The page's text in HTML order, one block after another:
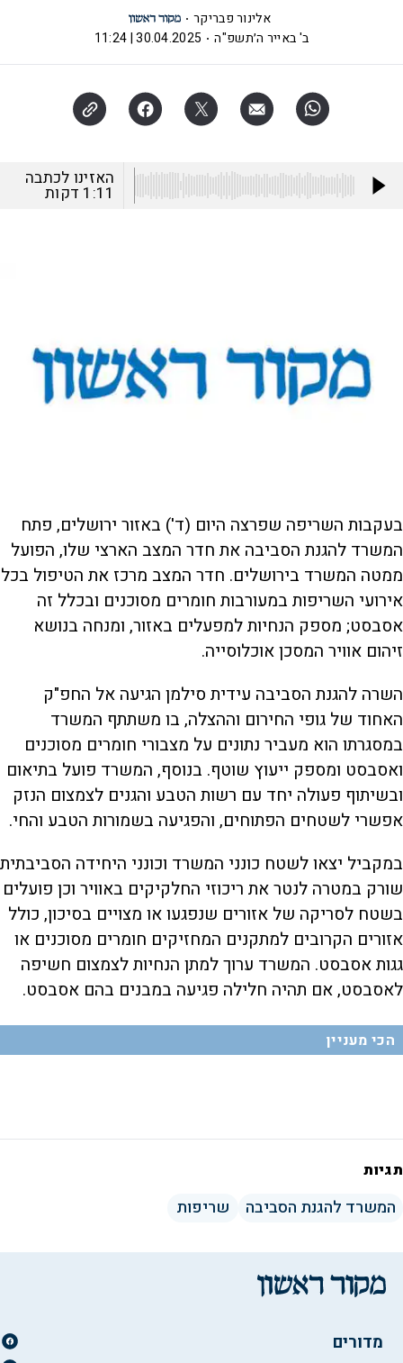
אלינור פבריקר
ב' באייר ה׳תשפ"ה
30.04.2025 | 11:24
האזינו לכתבה
1:11 דקות
בעקבות השריפה שפרצה היום (ד') באזור ירושלים, פתח
המשרד להגנת הסביבה את חדר המצב הארצי שלו, הפועל
ממטה המשרד בירושלים. חדר המצב מרכז את הטיפול בכל
אירועי השריפות במעורבות חומרים מסוכנים ובכלל זה
אסבסט; מספק הנחיות למפעלים באזור, ומנחה בנושא
זיהום אוויר המסכן אוכלוסייה.
השרה להגנת הסביבה עידית סילמן הגיעה אל החפ"ק
האחוד של גופי החירום וההצלה, בו משתתף המשרד
במסגרתו הוא מעביר נתונים על מצבורי חומרים מסוכנים
ואסבסט ומספק ייעוץ שוטף. בנוסף, המשרד פועל בתיאום
ובשיתוף פעולה יחד עם רשות הטבע והגנים לצמצום הנזק
אפשרי לשטחים הפתוחים, והפגיעה בשמורות הטבע והחי.
במקביל יצאו לשטח כונני המשרד וכונני היחידה הסביבתית
שורק במטרה לנטר את ריכוזי החלקיקים באוויר וכן פועלים
בשטח לסריקה של אזורים שנפגעו או מצויים בסיכון, כולל
אזורים הקרובים למתקנים המחזיקים חומרים מסוכנים או
גגות אסבסט. המשרד ערוך למתן הנחיות לצמצום חשיפה
לאסבסט, אם תהיה חלילה פגיעה במבנים בהם אסבסט.
הכי מעניין
תגיות
המשרד להגנת הסביבה שריפות
מדורים